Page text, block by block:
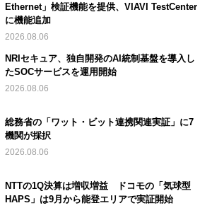
Ethernet」検証機能を提供、VIAVI TestCenter
に機能追加
2026.08.06
NRIセキュア、独自開発のAI統制基盤を導入し
たSOCサービスを運用開始
2026.08.06
総務省の「ワット・ビット連携関連実証」に7
機関が採択
2026.08.06
NTTの1Q決算は増収増益 ドコモの「気球型
HAPS」は9月から能登エリアで実証開始